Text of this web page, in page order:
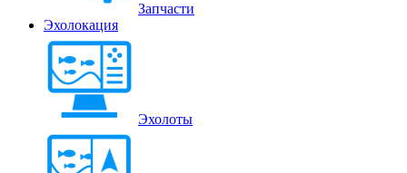
Запчасти
Эхолокация
Эхолоты